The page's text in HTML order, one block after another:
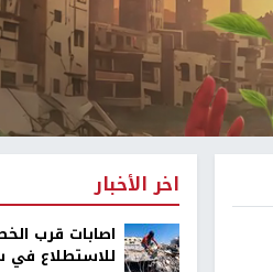
اخر الأخبار
اصابات قرب
للاستطلاع في